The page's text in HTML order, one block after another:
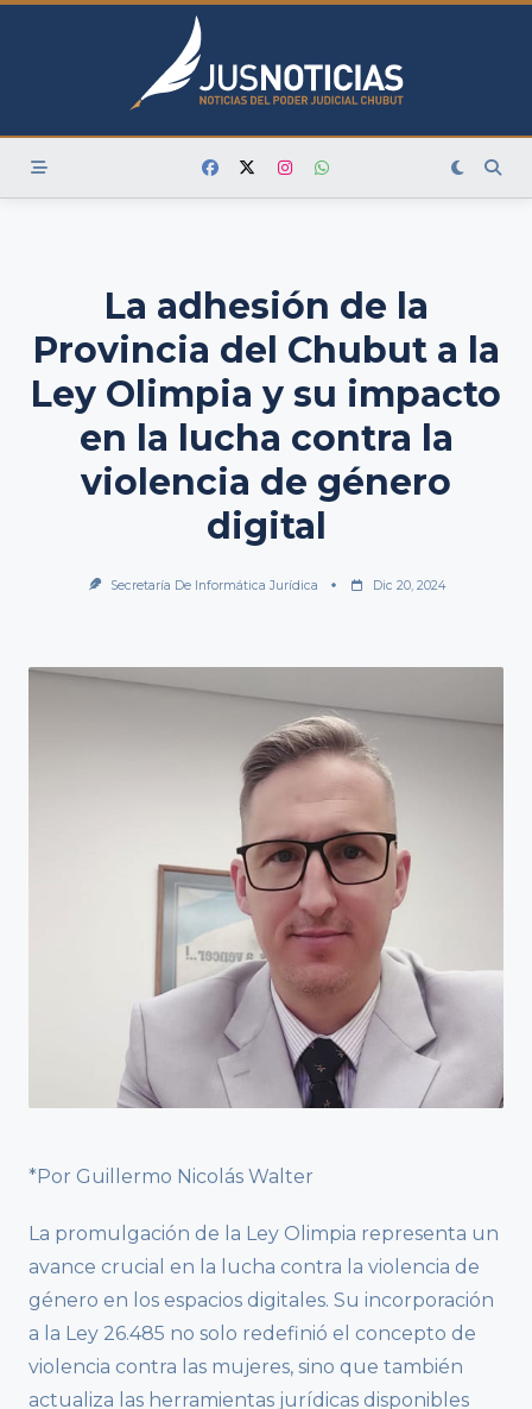
Skip
La adhesión de la
Provincia del Chubut a la
Ley Olimpia y su impacto
en la lucha contra la
violencia de género
digital
Secretaría De Informática Jurídica Dic 20, 2024
*Por Guillermo Nicolás Walter
La promulgación de la Ley Olimpia representa un
avance crucial en la lucha contra la violencia de
género en los espacios digitales. Su incorporación
a la Ley 26.485 no solo redefinió el concepto de
violencia contra las mujeres, sino que también
actualiza las herramientas jurídicas disponibles